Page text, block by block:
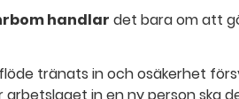
handlar det bara om att
tränats in och osäkerhet
in en ny person ska